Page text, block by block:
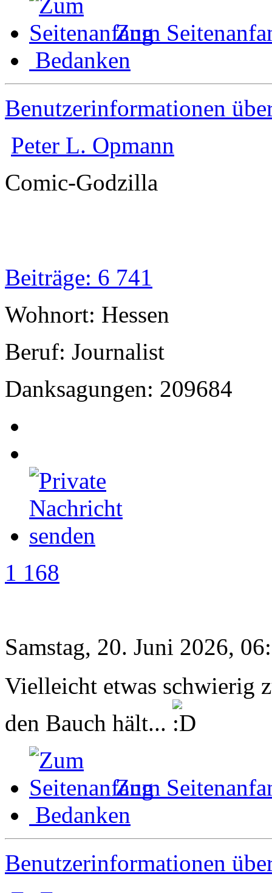
Zum
Bedanken
Benutzerinformationen
Peter L. Opmann
Comic-Godzilla
Beiträge: 6 741
Wohnort: Hessen
Beruf: Journalist
Danksagungen: 209684
1 168
Samstag, 20. Juni 2026,
Vielleicht etwas schwierig
den Bauch hält...
Zum
Bedanken
Benutzerinformationen